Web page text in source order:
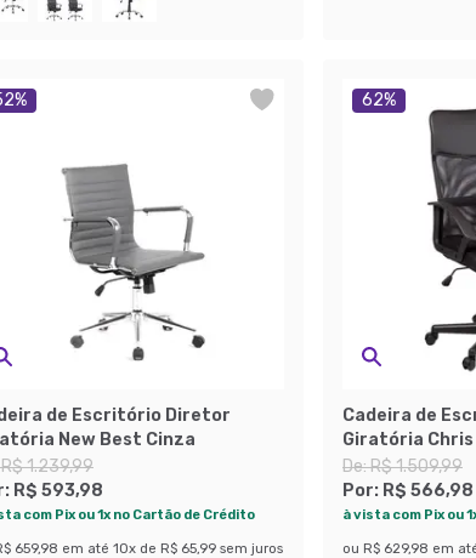
%
de Escritório Diretor
New Best Cinza
R$ 1.239,99
R$ 593,98
com Pix ou 1x no Cartão de Crédito
659,98 em até 10x de R$ 65,99 sem juros
62%
Cadeira de
Giratória
De:R$ 1.509,99
Por: R$ 566,98
à vista com Pix ou
ou R$ 629,98 em